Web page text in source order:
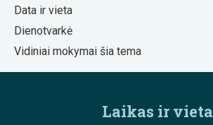
Data ir vieta
Dienotvarkė
Vidiniai mokymai šia tema
Laikas ir vieta